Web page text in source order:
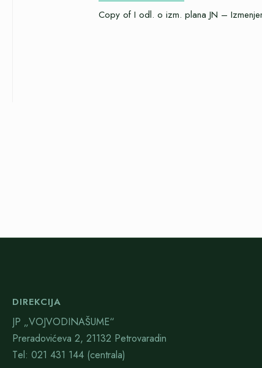
Copy of I odl. o izm. plana JN –
DIREKCIJA
JP „VOJVODINAŠUME“
Preradovićeva 2, 21132 Petrovaradin
Тel: 021 431 144 (centrala)